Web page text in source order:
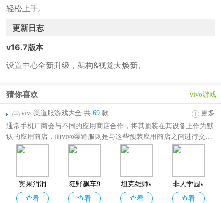
轻松上手。
更新日志
v16.7版本
设置中心全新升级，架构&视觉大焕新。
vivo游戏
猜你喜欢
vivo渠道服游戏大全 共 69 款
更多
通常手机厂商会与不同的应用商店合作，将其预装在其设备上作为默
认的应用商店，而vivo渠道服则是与这些预装应用商店之间进行交互
和管理的服务，通过渠道服，用户可以更新应用商店以获取最新的应
小编特意带来了这篇 vivo渠道服游戏大全，其中具有角色扮演、策略
经营、休闲益智、冒险解谜等，欢迎大家前来选择自己心仪的游戏。
宾果消消
消vivo版
查看
狂野飙车9
vivo版本
查看
坦克雄师v
ivo版
查看
非人学园v
ivo版
查看